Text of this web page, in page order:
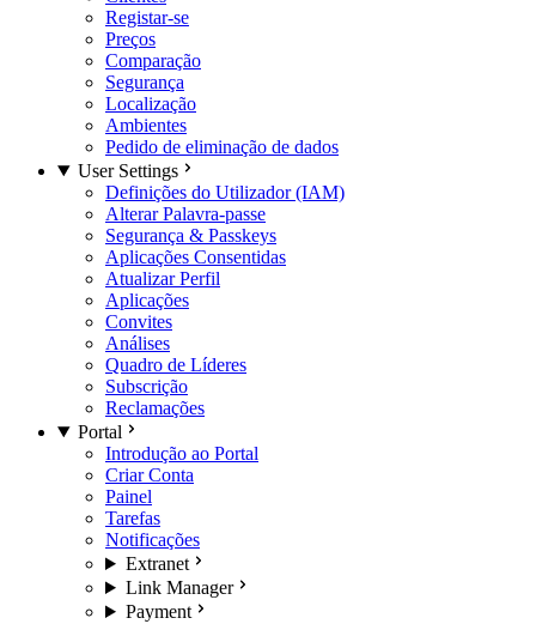
Registar-se
Preços
Comparação
Segurança
Localização
Ambientes
Pedido de eliminação de dados
User Settings
Definições do Utilizador (IAM)
Alterar Palavra-passe
Segurança & Passkeys
Aplicações Consentidas
Atualizar Perfil
Aplicações
Convites
Análises
Quadro de Líderes
Subscrição
Reclamações
Portal
Introdução ao Portal
Criar Conta
Painel
Tarefas
Notificações
Extranet
Link Manager
Payment